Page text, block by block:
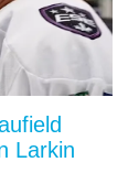
Larkin